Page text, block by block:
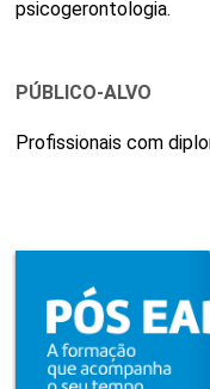
psicogerontologia.
PÚBLICO-ALVO
Profissionais com